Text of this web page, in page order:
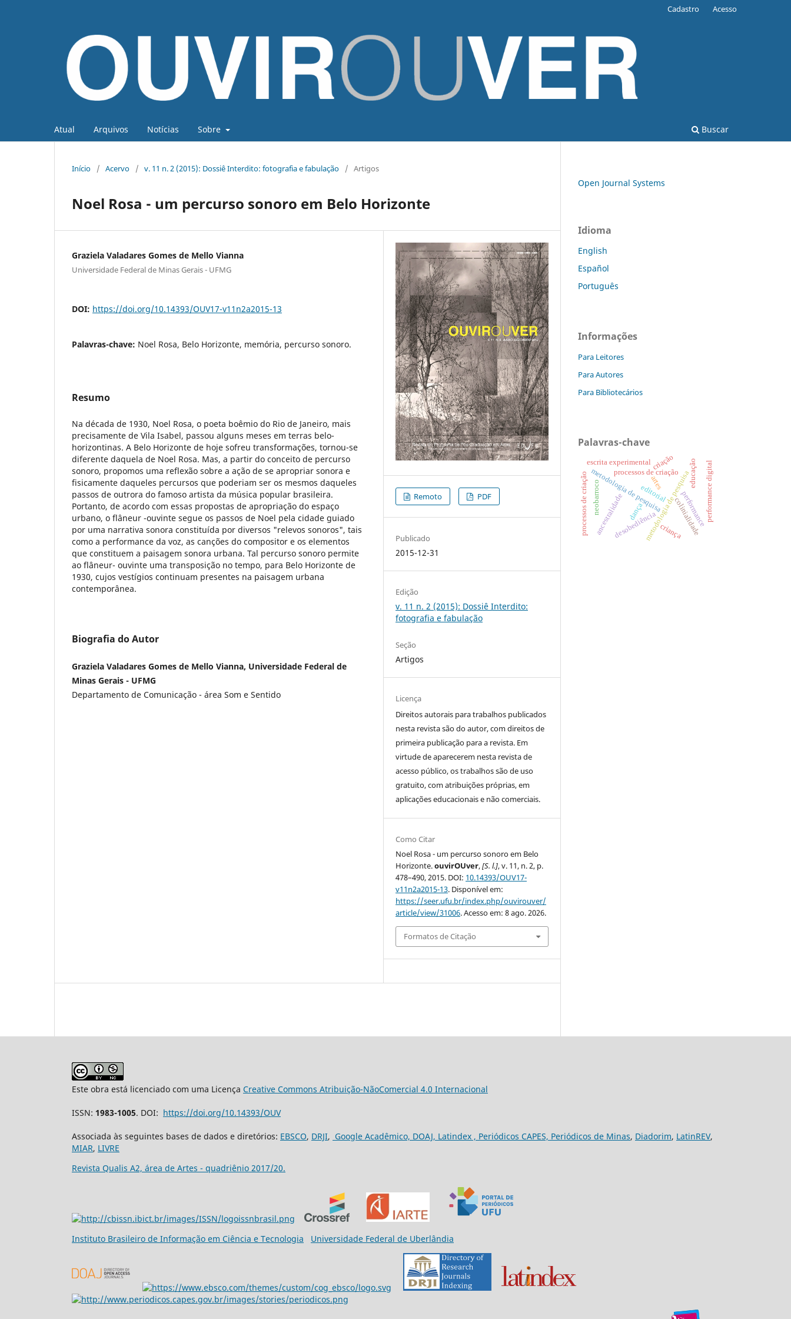
Atual Arquivos Notícias Sobre Buscar
Cadastro Acesso
Início / Acervo / v. 11 n. 2 (2015): Dossiê Interdito: fotografia e fabulação / Artigos
Noel Rosa - um percurso sonoro em Belo Horizonte
Graziela Valadares Gomes de Mello Vianna
Universidade Federal de Minas Gerais - UFMG
DOI: https://doi.org/10.14393/OUV17-v11n2a2015-13
Palavras-chave: Noel Rosa, Belo Horizonte, memória, percurso sonoro.
Resumo
Na década de 1930, Noel Rosa, o poeta boêmio do Rio de Janeiro, mais
precisamente de Vila Isabel, passou alguns meses em terras belo-
horizontinas. A Belo Horizonte de hoje sofreu transformações, tornou-se
diferente daquela de Noel Rosa. Mas, a partir do conceito de percurso
sonoro, propomos uma reflexão sobre a ação de se apropriar sonora e
fisicamente daqueles percursos que poderiam ser os mesmos daqueles
passos de outrora do famoso artista da música popular brasileira.
Portanto, de acordo com essas propostas de apropriação do espaço
urbano, o flâneur -ouvinte segue os passos de Noel pela cidade guiado
por uma narrativa sonora constituída por diversos "relevos sonoros", tais
como a performance da voz, as canções do compositor e os elementos
que constituem a paisagem sonora urbana. Tal percurso sonoro permite
ao flâneur- ouvinte uma transposição no tempo, para Belo Horizonte de
1930, cujos vestígios continuam presentes na paisagem urbana
contemporânea.
Biografia do Autor
Graziela Valadares Gomes de Mello Vianna, Universidade Federal de
Minas Gerais - UFMG
Departamento de Comunicação - área Som e Sentido
Remoto PDF
Publicado
2015-12-31
Edição
v. 11 n. 2 (2015): Dossiê Interdito:
fotografia e fabulação
Seção
Artigos
Licença
Direitos autorais para trabalhos publicados
nesta revista são do autor, com direitos de
primeira publicação para a revista. Em
virtude de aparecerem nesta revista de
acesso público, os trabalhos são de uso
gratuito, com atribuições próprias, em
aplicações educacionais e não comerciais.
Como Citar
Noel Rosa - um percurso sonoro em Belo
Horizonte.ouvirOUver,[S. l.], v. 11, n. 2, p.
478–490, 2015. DOI: 10.14393/OUV17-
v11n2a2015-13. Disponível em:
https://seer.ufu.br/index.php/ouvirouver/
article/view/31006. Acesso em: 8 ago. 2026.
Formatos de Citação
Open Journal Systems
Idioma
English
Español
Português
Informações
Para Leitores
Para Autores
Para Bibliotecários
Palavras-chave
metodologia de pesquisa
metodologia de pesquisa
processos de criação
artes
dança performance
ancestralidade
neobarroco
desobediência
editorial
processos de criação educação performance digital
criação
criança
escrita experimental
colinialidade
Este obra está licenciado com uma Licença Creative Commons Atribuição-NãoComercial 4.0 Internacional
ISSN: 1983-1005. DOI: https://doi.org/10.14393/OUV
Associada às seguintes bases de dados e diretórios: EBSCO, DRJI, Google Acadêmico, DOAJ, Latindex , Periódicos CAPES, Periódicos de Minas, Diadorim, LatinREV,
MIAR, LIVRE
Revista Qualis A2, área de Artes - quadriênio 2017/20.
Instituto Brasileiro de Informação em Ciência e Tecnologia Universidade Federal de Uberlândia